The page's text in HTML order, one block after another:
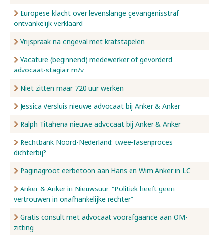
Europese klacht over levenslange gevangenisstraf
ontvankelijk verklaard
Vrijspraak na ongeval met kratstapelen
Vacature (beginnend) medewerker of gevorderd
advocaat-stagiair m/v
Niet zitten maar 720 uur werken
Jessica Versluis nieuwe advocaat bij Anker & Anker
Ralph Titahena nieuwe advocaat bij Anker & Anker
Rechtbank Noord-Nederland: twee-fasenproces
dichterbij?
Paginagroot eerbetoon aan Hans en Wim Anker in LC
Anker & Anker in Nieuwsuur: “Politiek heeft geen
vertrouwen in onafhankelijke rechter”
Gratis consult met advocaat voorafgaande aan OM-
zitting